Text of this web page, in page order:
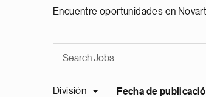
Encuentre oportunidades en
División Fecha de